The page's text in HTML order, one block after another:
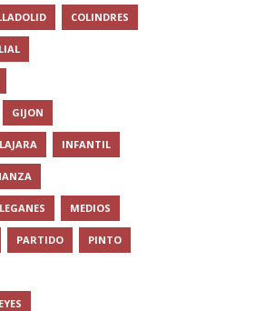
COLINDRES
GIJON
INFANTIL
LEGANES MEDIOS
PARTIDO PINTO